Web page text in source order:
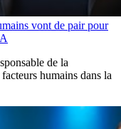
vont de pair pour
de la
humains dans la